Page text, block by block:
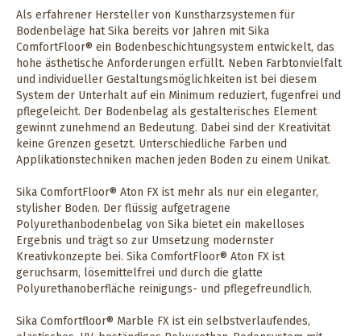
Als erfahrener Hersteller von Kunstharzsystemen für
Bodenbeläge hat Sika bereits vor Jahren mit Sika
ComfortFloor® ein Bodenbeschichtungsystem entwickelt, das
hohe ästhetische Anforderungen erfüllt. Neben Farbtonvielfalt
und individueller Gestaltungsmöglichkeiten ist bei diesem
System der Unterhalt auf ein Minimum reduziert, fugenfrei und
pflegeleicht. Der Bodenbelag als gestalterisches Element
gewinnt zunehmend an Bedeutung. Dabei sind der Kreativität
keine Grenzen gesetzt. Unterschiedliche Farben und
Applikationstechniken machen jeden Boden zu einem Unikat.
Sika ComfortFloor® Aton FX ist mehr als nur ein eleganter,
stylisher Boden. Der flüssig aufgetragene
Polyurethanbodenbelag von Sika bietet ein makelloses
Ergebnis und trägt so zur Umsetzung modernster
Kreativkonzepte bei. Sika ComfortFloor® Aton FX ist
geruchsarm, lösemittelfrei und durch die glatte
Polyurethanoberfläche reinigungs- und pflegefreundlich.
Sika Comfortfloor® Marble FX ist ein selbstverlaufendes,